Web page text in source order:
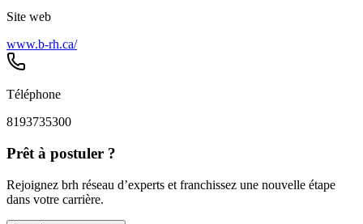
Site web
www.b-rh.ca/
Téléphone
8193735300
Prêt à postuler ?
Rejoignez brh réseau d’experts et franchissez une nouvelle étape
dans votre carrière.